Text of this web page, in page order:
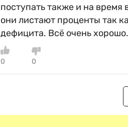
поступать также и на время
они листают проценты так
дефицита. Всё очень хорошо.
0 0